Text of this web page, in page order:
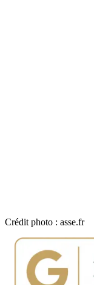
Crédit photo : asse.fr